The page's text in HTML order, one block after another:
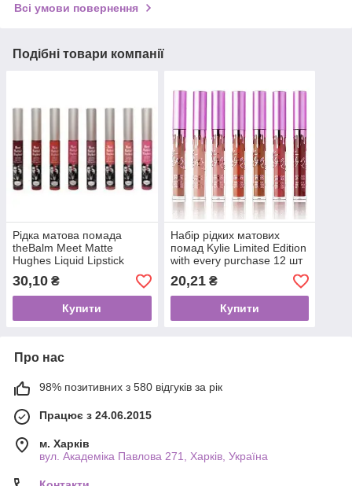
Всі умови повернення
Подібні товари компанії
Рідка матова помада
theBalm Meet Matte
Hughes Liquid Lipstick
код.521
30,10 ₴
Купити
Набір рідких матових
помад Kylie Limited Edition
with every purchase 12 шт
код.212pcs
20,21₴
Купити
Про нас
98% позитивних з 580 відгуків за рік
Працює з 24.06.2015
м. Харків
вул. Академіка Павлова 271, Харків, Україна